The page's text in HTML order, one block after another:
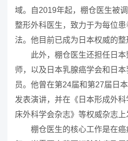
域。自2019年起，棚仓医生被
整形外科医生，致力于为每位
法。他目前已成为日本权威的整
此外，棚仓医生还担任日
师，以及日本乳腺癌学会和日
员。他曾在第24届和第27届日
发表演讲，并在《日本形成外
床外科学会杂志》等权威杂志上
棚仓医生的核心工作是在